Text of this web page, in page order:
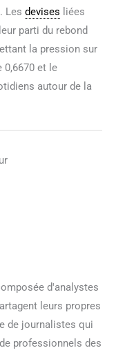
Les devises liées
parti du rebond
la pression sur
0,6670 et le
autour de la
d'analystes
leurs propres
de journalistes qui
professionnels des